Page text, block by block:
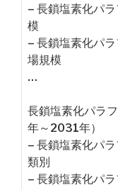
– 長鎖塩素化パ
模
– 長鎖塩素化パ
場規模
…
長鎖塩素化パラ
年～2031年）
– 長鎖塩素化パ
類別
– 長鎖塩素化パ